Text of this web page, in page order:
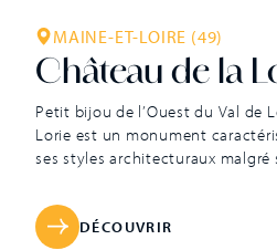
MAINE-ET-LOIRE (49)
Château de la
Petit bijou de l’Ouest du Val de
Lorie est un monument
ses styles architecturaux
toujours raffiné, se sont
plan architectural initial du
DÉCOUVRIR